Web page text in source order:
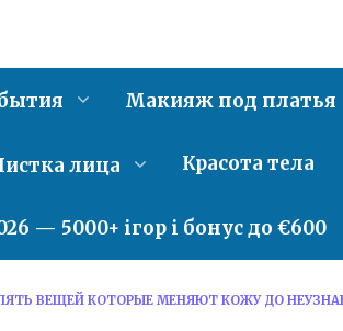
Макияж под платья
лица Красота тела
— 5000+ ігор і бонус до €600
ВЕЩЕЙ КОТОРЫЕ МЕНЯЮТ КОЖУ ДО